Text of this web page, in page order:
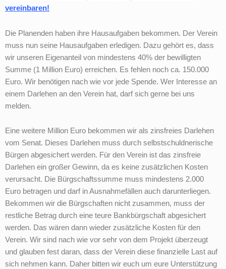
vereinbaren!
Die Planenden haben ihre Hausaufgaben bekommen. Der Verein
muss nun seine Hausaufgaben erledigen. Dazu gehört es, dass
wir unseren Eigenanteil von mindestens 40% der bewilligten
Summe (1 Million Euro) erreichen. Es fehlen noch ca. 150.000
Euro. Wir benötigen nach wie vor jede Spende. Wer Interesse an
einem Darlehen an den Verein hat, darf sich gerne bei uns
melden.
Eine weitere Million Euro bekommen wir als zinsfreies Darlehen
vom Senat. Dieses Darlehen muss durch selbstschuldnerische
Bürgen abgesichert werden. Für den Verein ist das zinsfreie
Darlehen ein großer Gewinn, da es keine zusätzlichen Kosten
verursacht. Die Bürgschaftssumme muss mindestens 2.000
Euro betragen und darf in Ausnahmefällen auch darunterliegen.
Bekommen wir die Bürgschaften nicht zusammen, muss der
restliche Betrag durch eine teure Bankbürgschaft abgesichert
werden. Das wären dann wieder zusätzliche Kosten für den
Verein. Wir sind nach wie vor sehr von dem Projekt überzeugt
und glauben fest daran, dass der Verein diese finanzielle Last auf
sich nehmen kann. Daher bitten wir euch um eure Unterstützung